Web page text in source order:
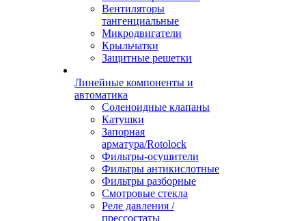
Вентиляторы
тангенциальные
Микродвигатели
Крыльчатки
Защитные решетки
Линейные компоненты и
автоматика
Соленоидные клапаны
Катушки
Запорная
арматура/Rotolock
Фильтры-осушители
Фильтры антикислотные
Фильтры разборные
Смотровые стекла
Реле давления /
прессостаты